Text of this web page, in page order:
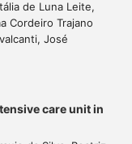
de Luna Leite,
Cordeiro Trajano
José
care unit in